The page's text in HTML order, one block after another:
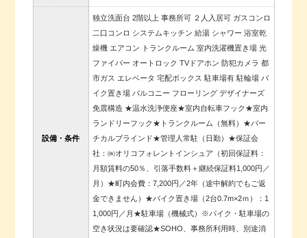
設備・条件
独立洗面台 2階以上 事務所可 ２人入居可 ガスコンロ
二口コンロ システムキッチン 給湯 シャワー 浴室乾
燥機 エアコン トランクルーム 室内洗濯機置き場 光
ファイバー オートロック TVドアホン 防犯カメラ 都
市ガス エレベータ 宅配ボックス 駐車場有 駐輪場 バ
イク置き場 バルコニー フローリング デザイナーズ
免震構造 ★温水洗浄便座★室内自転車フック★室内
ランドリーフック★トランクルーム（無料）★バー
チカルブラインド★管理人常駐（日勤）★保証会
社：㈱オリコフォレントインシュア（初回保証料：
月額賃料の50％、引落手数料＋継続保証料1,000円／
月）★町内会費：7,200円／2年（途中解約でもご返
金できません）★バイク置き場（2台0.7m×2ｍ）：1
1,000円／月★駐車場（機械式）※バイク・駐車場の
空き状況は要確認★SOHO、事務所利用時、別途消